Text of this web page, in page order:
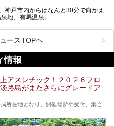
神戸市内からはなんと30分で向かえ
地、有馬温泉。
」に加え、人工のの炭酸泉まで楽し
ともいえる施設です。
ンにその魅力の数々を紹介します！
ースTOPへ
情報
アスレチック！２０２６フロ
路島がまたさらにグレードア
所在地となり、開催場所や受付、集合